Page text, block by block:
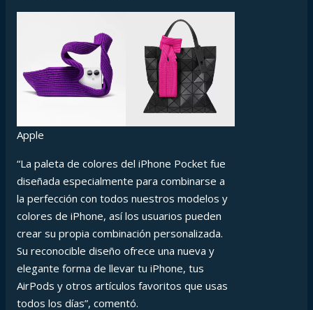
Apple
“La paleta de colores del iPhone Pocket fue
diseñada especialmente para combinarse a
la perfección con todos nuestros modelos y
colores de iPhone, así los usuarios pueden
crear su propia combinación personalizada.
Su reconocible diseño ofrece una nueva y
elegante forma de llevar tu iPhone, tus
AirPods y otros artículos favoritos que usas
todos los días”, comentó.